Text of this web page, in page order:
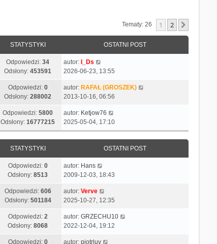
Tematy: 26 1 2
STATYSTYKI OSTATNI POST
Odpowiedzi:34
Odsłony:453591
autor:
I_Ds
2026-06-23, 13:55
Odpowiedzi: 0
Odsłony:288002
autor: RAFAŁ (GROSZEK)
2013-10-16, 06:56
Odpowiedzi:5800
Odsłony:16777215
autor: Ketjow76
2025-05-04, 17:10
STATYSTYKI OSTATNI POST
Odpowiedzi: 0
Odsłony:8513
autor: Hans
2009-12-03, 18:43
Odpowiedzi: 606
Odsłony: 501184
autor: Verve
2025-10-27, 12:35
Odpowiedzi: 2
Odsłony:8068
autor: GRZECHU10
2022-12-04, 19:12
Odpowiedzi: 0 autor: piotrluv